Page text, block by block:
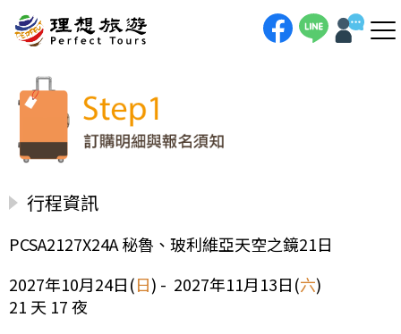
行程資訊
PCSA2127X24A 秘魯、玻利維亞天空之鏡21日
2027年10月24日(日) - 2027年11月13日(六)
21 天 17 夜